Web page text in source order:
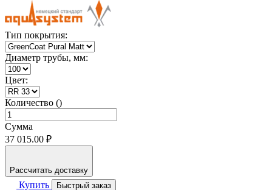
Тип покрытия:
Диаметр трубы, мм:
Цвет:
Количество ()
Сумма
37 015.00 ₽
Рассчитать доставку
Купить Быстрый заказ